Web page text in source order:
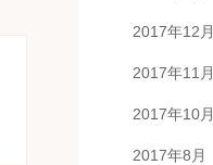
2017年12月
2017年11月
2017年10月
2017年8月